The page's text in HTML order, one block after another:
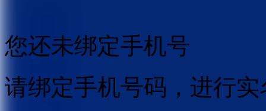
您还未绑定手机号
请绑定手机号码，进行